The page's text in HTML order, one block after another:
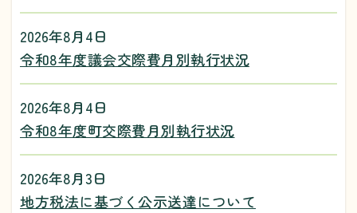
2026年8月4日
令和8年度議会交際費月別執行状況
2026年8月4日
令和8年度町交際費月別執行状況
2026年8月3日
地方税法に基づく公示送達について